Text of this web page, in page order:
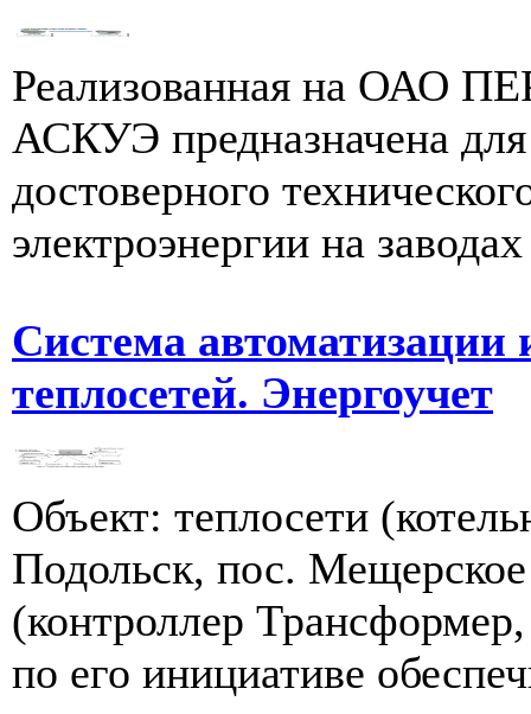
Реализованная на
АСКУЭ предназначена
достоверного
электроэнергии на
Система автоматизации
теплосетей. Энергоучет
Объект: теплосети
Подольск, пос.
(контроллер
по его инициативе